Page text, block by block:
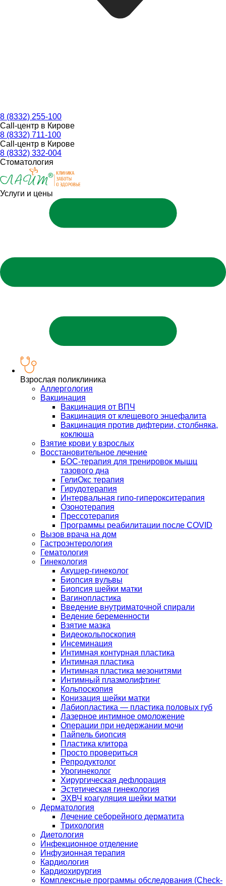
8 (8332) 255-100
Call-центр в Кирове
8 (8332) 711-100
Call-центр в Кирове
8 (8332) 332-004
Стоматология
Услуги и цены
Взрослая поликлиника
Аллергология
Вакцинация
Вакцинация от ВПЧ
Вакцинация от клещевого энцефалита
Вакцинация против дифтерии, столбняка,
коклюша
Взятие крови у взрослых
Восстановительное лечение
БОС-терапия для тренировок мышц
тазового дна
ГелиОкс терапия
Гирудотерапия
Интервальная гипо-гиперокситерапия
Озонотерапия
Прессотерапия
Программы реабилитации после СOVID
Вызов врача на дом
Гастроэнтерология
Гематология
Гинекология
Акушер-гинеколог
Биопсия вульвы
Биопсия шейки матки
Вагинопластика
Введение внутриматочной спирали
Ведение беременности
Взятие мазка
Видеокольпоскопия
Инсеминация
Интимная контурная пластика
Интимная пластика
Интимная пластика мезонитями
Интимный плазмолифтинг
Кольпоскопия
Конизация шейки матки
Лабиопластика — пластика половых губ
Лазерное интимное омоложение
Операции при недержании мочи
Пайпель биопсия
Пластика клитора
Просто провериться
Репродуктолог
Урогинеколог
Хирургическая дефлорация
Эстетическая гинекология
ЭХВЧ коагуляция шейки матки
Дерматология
Лечение себорейного дерматита
Трихология
Диетология
Инфекционное отделение
Инфузионная терапия
Кардиология
Кардиохирургия
Комплексные программы обследования (Check-